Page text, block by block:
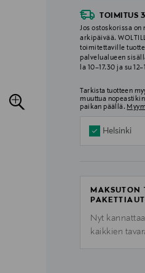
TOIMITUS
Jos ostoskorissa
arkipäivää.
toimitettaville
palvelualueen
la 10–17.30 ja su
Tarkista tuotteen
muuttua
paikan päällä.
Helsinki
MAKSUTON
Nyt
kaikkien